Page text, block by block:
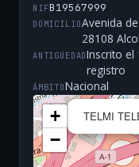
NIFB19567999
DOMICILIOAvenida
28108
ANTIGÜEDADInscrito el
registro
ÁMBITONacional
TELMI
+
−